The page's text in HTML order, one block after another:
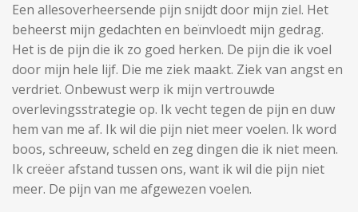
Een allesoverheersende pijn snijdt door mijn ziel. Het
beheerst mijn gedachten en beïnvloedt mijn gedrag.
Het is de pijn die ik zo goed herken. De pijn die ik voel
door mijn hele lijf. Die me ziek maakt. Ziek van angst en
verdriet. Onbewust werp ik mijn vertrouwde
overlevingsstrategie op. Ik vecht tegen de pijn en duw
hem van me af. Ik wil die pijn niet meer voelen. Ik word
boos, schreeuw, scheld en zeg dingen die ik niet meen.
Ik creëer afstand tussen ons, want ik wil die pijn niet
meer. De pijn van me afgewezen voelen.